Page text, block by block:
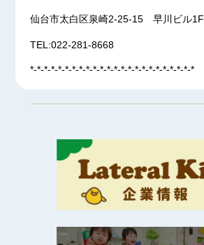
仙台市太白区泉崎2-25-15 早川ビル1F
TEL:022-281-8668
*-*-*-*-*-*-*-*-*-*-*-*-*-*-*-*-*-*-*-*-*-*-*-*